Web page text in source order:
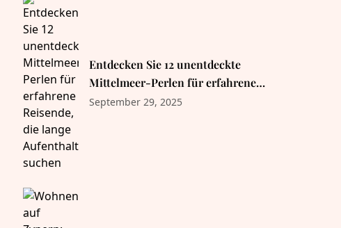
Entdecken Sie 12 unentdeckte
Mittelmeer-Perlen für erfahrene
Reisende, die lange Aufenthalte
September 29, 2025